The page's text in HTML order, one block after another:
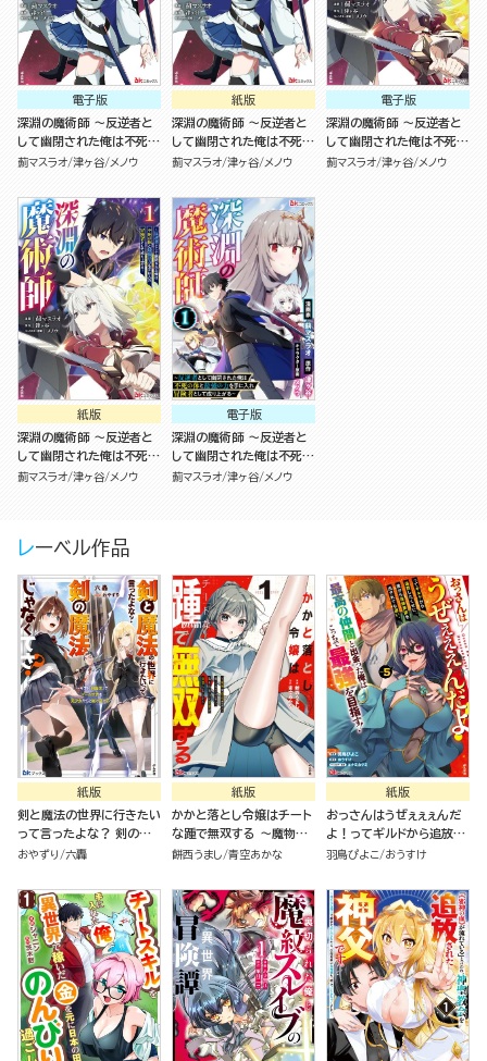
電子版
深淵の魔術師 ～反逆者と
して幽閉された俺は不死の
体と最強の力を手に入れ冒
（2）
薊マスラオ 津ヶ谷 メノウ
紙版
深淵の魔術師 ～反逆者と
して幽閉された俺は不死の
体と最強の力を手に入れ冒
（2）
薊マスラオ 津ヶ谷 メノウ
電子版
深淵の魔術師 ～反逆者と
して幽閉された俺は不死の
体と最強の力を手に入れ冒
薊マスラオ 津ヶ谷 メノウ
紙版
深淵の魔術師 ～反逆者と
して幽閉された俺は不死の
体と最強の力を手に入れ冒
薊マスラオ 津ヶ谷 メノウ
電子版
深淵の魔術師 ～反逆者と
して幽閉された俺は不死の
体と最強の力を手に入れ冒
薊マスラオ 津ヶ谷 メノウ
レーベル作品
紙版
剣と魔法の世界に行きたい
って言ったよな？ 剣の魔
法じゃなくてさ？ ～ギフト
少女たちと駆け抜ける～
おやずり 六轟
紙版
かかと落とし令嬢はチート
な踵で無双する ～魔物を
即死させて楽しんでいた
壊しました～（１）
餅西うまし 青空あかな
紙版
おっさんはうぜぇぇぇんだ
よ！ってギルドから追放し
たくせに、後から復帰要請
仲間と出会った俺はこっち
で最強を目指す！（５）
羽鳥ぴよこ おうすけ